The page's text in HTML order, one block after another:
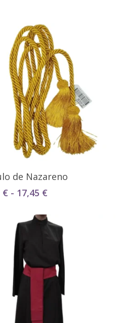
Seleccionar Opciones
de Nazareno
€ - 17,45 €
precios:
desde
12,95 €
hasta
17,45 €